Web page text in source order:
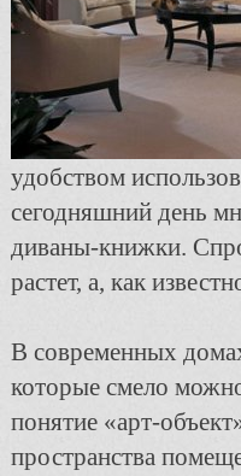
удобством
сегодняшний день
диваны-книжки.
растет, а, как
В современных
которые смело
понятие «арт-
пространства